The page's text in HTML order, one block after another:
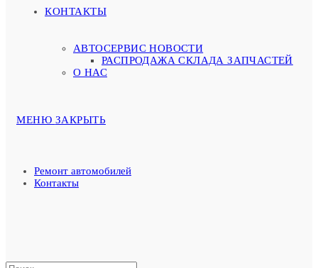
КОНТАКТЫ
АВТОСЕРВИС НОВОСТИ
РАСПРОДАЖА СКЛАДА ЗАПЧАСТЕЙ
О НАС
МЕНЮ ЗАКРЫТЬ
Ремонт автомобилей
Контакты